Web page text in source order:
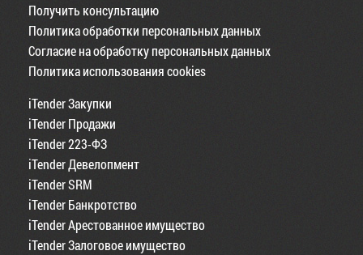
Получить консультацию
Политика обработки персональных данных
Согласие на обработку персональных данных
Политика использования cookies
iTender Закупки
iTender Продажи
iTender 223-ФЗ
iTender Девелопмент
iTender SRM
iTender Банкротство
iTender Арестованное имущество
iTender Залоговое имущество